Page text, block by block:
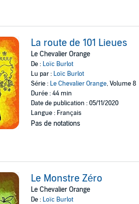
La route de 101 Lieues
Le Chevalier Orange
De : Loïc Burlot
Lu par : Loïc Burlot
Série : Le Chevalier Orange, Volume 8
Durée : 44 min
Date de publication : 05/11/2020
Langue : Français
Pas de notations
Le Monstre Zéro
Le Chevalier Orange
De : Loïc Burlot